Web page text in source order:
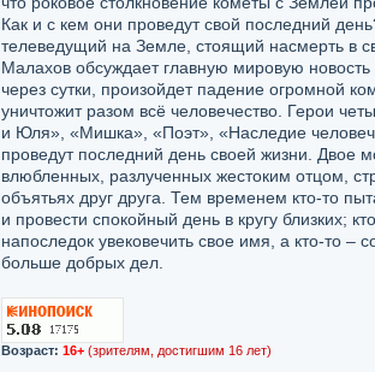
Как и с кем они проведут свой последний
телеведущий на Земле, стоящий насмерть в
Малахов обсуждает главную мировую
через сутки, произойдет падение огромной
уничтожит разом всё человечество. Герои
и Юля», «Мишка», «Поэт», «Наследие
проведут последний день своей жизни. Двое
влюбленных, разлученных жестоким отцом,
объятьях друг друга. Тем временем кто-то
и провести спокойный день в кругу близких;
напоследок увековечить свое имя, а кто-то –
больше добрых дел.
Возраст: 16+ (зрителям, достигшим 16 лет)